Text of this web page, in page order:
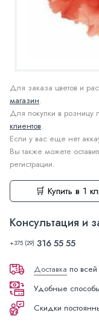
Для заказа цветов и
магазин.
Для покупки в
клиентов.
Если у вас еще нет
Вы также можете
регистрации.
🛒 Купить в 1
Консультация и
+375 (29) 316 55 55
Доставка по
Удобные
Скидки